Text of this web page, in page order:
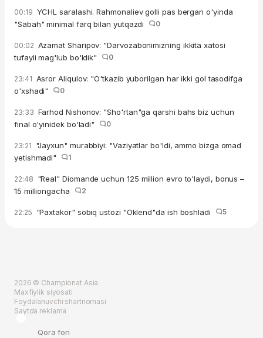
00:19 YCHL saralashi. Rahmonaliev golli pas bergan o'yinda
"Sabah" minimal farq bilan yutqazdi
0
00:02 Azamat Sharipov: "Darvozabonimizning ikkita xatosi
tufayli mag'lub bo'ldik"
0
23:41 Asror Aliqulov: "O'tkazib yuborilgan har ikki gol tasodifga
o'xshadi"
0
23:33 Farhod Nishonov: "Sho'rtan"ga qarshi bahs biz uchun
final o'yinidek bo'ladi"
0
23:21 "Jayxun" murabbiyi: "Vaziyatlar bo'ldi, ammo bizga omad
yetishmadi"
1
22:48 "Real" Diomande uchun 125 million evro to'laydi, bonus –
15 milliongacha
2
22:25 "Paxtakor" sobiq ustozi "Oklend"da ish boshladi 5
2026 © Championat.Asia
Maxfiylik siyosati
Foydalanuvchi shartnomasi
Saytda reklama
Qora fon